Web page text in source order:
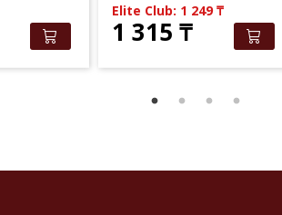
Elite Club: 1 249₸
1 315 ₸